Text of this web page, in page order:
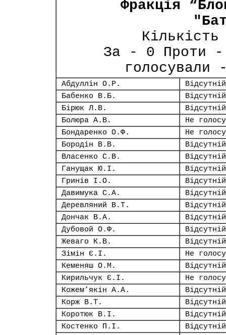
Фракція
За - 0 Проти -
Абдуллін О.Р.
Відсутній
Бабенко В.Б.
Відсутній
Бірюк Л.В.
Відсутній
Болюра А.В.
Не
Бондаренко О.Ф.
Не
Бородін В.В.
Відсутній
Власенко С.В.
Відсутній
Ганущак Ю.І.
Відсутній
Гринів І.О.
Відсутній
Давимука С.А.
Відсутній
Деревляний В.Т.
Відсутній
Дончак В.А.
Відсутній
Дубовой О.Ф.
Відсутній
Жеваго К.В.
Відсутній
Зімін Є.І.
Не
Кеменяш О.М.
Відсутній
Кирильчук Є.І.
Не
Кожем’якін А.А.
Відсутній
Корж В.Т.
Відсутній
Коротюк В.І.
Відсутній
Костенко П.І.
Відсутній